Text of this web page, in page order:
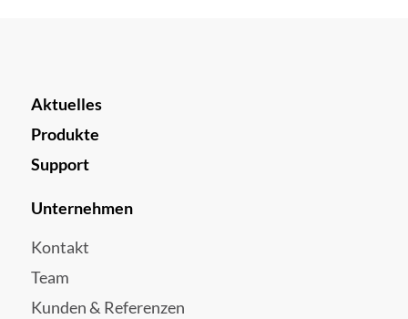
Aktuelles
Produkte
Support
Unternehmen
Kontakt
Team
Kunden & Referenzen